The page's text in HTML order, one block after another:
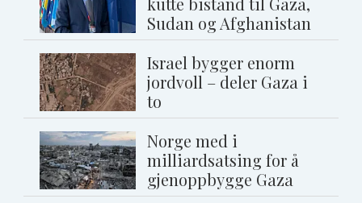
Sudan og Afghanistan
Israel bygger enorm
jordvoll – deler Gaza i
to
Norge med i
milliardsatsing for å
gjenoppbygge Gaza